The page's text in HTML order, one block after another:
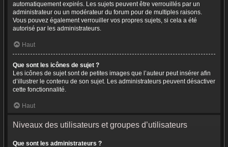
automatiquement expirés. Les sujets peuvent être verrouillés par un
administrateur ou un modérateur du forum pour de multiples raisons.
Vous pouvez également verrouiller vos propres sujets, si cela a été
autorisé par les administrateurs.
Haut
Que sont les icônes de sujet ?
Les icônes de sujet sont de petites images que l’auteur peut insérer afin
d’illustrer le contenu de son sujet. Les administrateurs peuvent désactiver
cette fonctionnalité.
Haut
Niveaux des utilisateurs et groupes d’utilisateurs
Que sont les administrateurs ?